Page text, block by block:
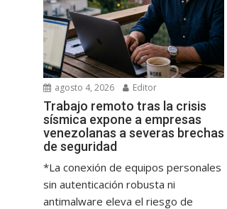
agosto 4, 2026 Editor
Trabajo remoto tras la crisis
sísmica expone a empresas
venezolanas a severas brechas
de seguridad
*La conexión de equipos personales
sin autenticación robusta ni
antimalware eleva el riesgo de